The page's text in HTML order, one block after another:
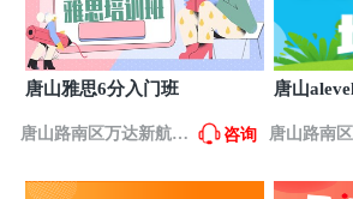
唐山雅思6分入门班
唐山路南区万达新航道
英语培训
咨询
唐山
唐山路南
英语培训